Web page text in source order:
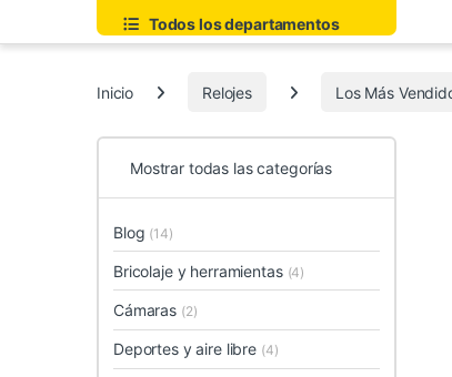
Todos los departamentos
Inicio Relojes Los Más
Mostrar todas las categorías
Blog (14)
Bricolaje y herramientas (4)
Cámaras (2)
Deportes y aire libre (4)